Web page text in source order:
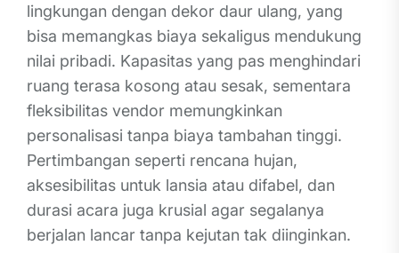
lingkungan dengan dekor daur ulang, yang
bisa memangkas biaya sekaligus mendukung
nilai pribadi. Kapasitas yang pas menghindari
ruang terasa kosong atau sesak, sementara
fleksibilitas vendor memungkinkan
personalisasi tanpa biaya tambahan tinggi.
Pertimbangan seperti rencana hujan,
aksesibilitas untuk lansia atau difabel, dan
durasi acara juga krusial agar segalanya
berjalan lancar tanpa kejutan tak diinginkan.